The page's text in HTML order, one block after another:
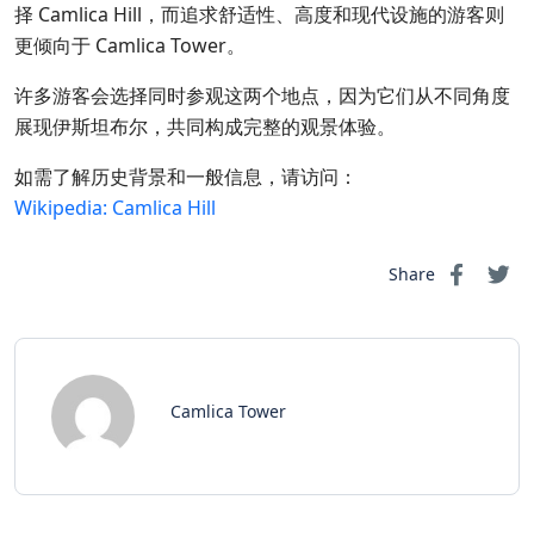
择 Camlica Hill，而追求舒适性、高度和现代设施的游客则
更倾向于 Camlica Tower。
许多游客会选择同时参观这两个地点，因为它们从不同角度
展现伊斯坦布尔，共同构成完整的观景体验。
如需了解历史背景和一般信息，请访问：
Wikipedia: Camlica Hill
Share
Camlica Tower